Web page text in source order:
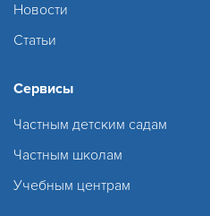
Новости
Статьи
Сервисы
Частным детским садам
Частным школам
Учебным центрам